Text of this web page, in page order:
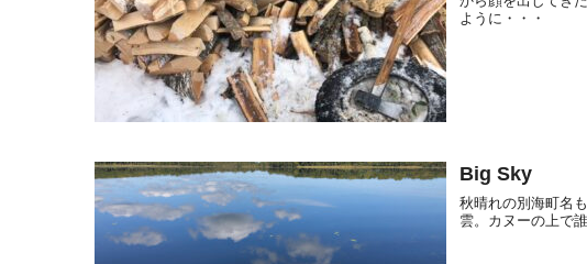
ように・・・
Big Sky
秋晴れの別海町名
雲。カヌーの上で